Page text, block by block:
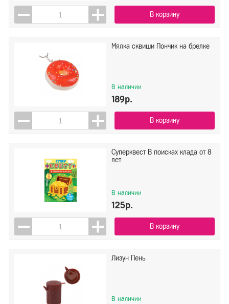
В корзину
Мялка сквиши Пончик на брелке
В наличии
189р.
В корзину
Суперквест В поисках клада от 8
лет
В наличии
125р.
В корзину
Лизун Пень
В наличии